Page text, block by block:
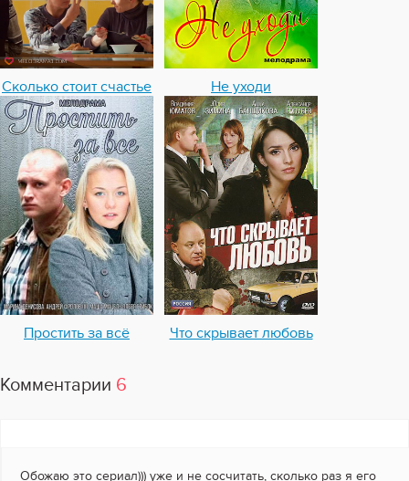
Сколько стоит счастье Не уходи
Простить за всё Что скрывает любовь
Комментарии 6
Обожаю это сериал))) уже и не сосчитать, сколько раз я его